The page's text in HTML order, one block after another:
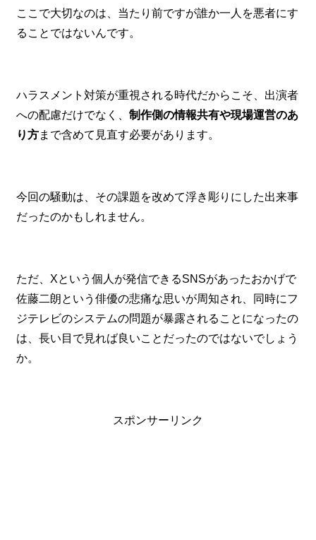
ここで大切なのは、当たり前ですが誰か一人を悪者にす
ることではないんです。
ハラスメント対策が重視される時代だからこそ、出演者
への配慮だけでなく、 制作側の情報共有や現場運営のあ
り方まで含めて見直す必要があります。
今回の騒動は、その課題を改めて浮き彫りにした出来事
だったのかもしれません。
ただ、Xという個人が発信できるSNSがあったおかげで
佐藤二朗という俳優の悲痛な思いが周知され、同時にフ
ジテレビのシステムの問題が暴露されることになったの
は、長い目で見れば良いことだったのではないでしょう
か。
スポンサーリンク